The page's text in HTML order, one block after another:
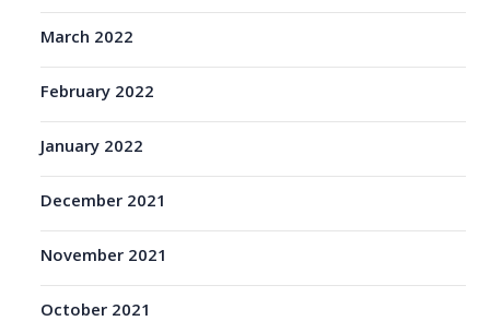
March 2022
February 2022
January 2022
December 2021
November 2021
October 2021